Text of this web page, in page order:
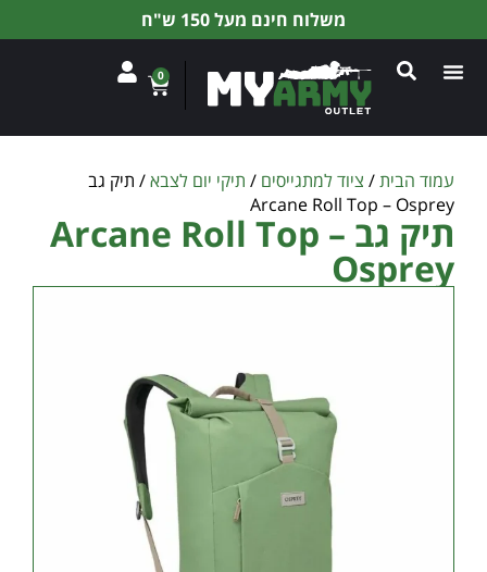
משלוח חינם מעל 150 ש"ח
0
עמוד הבית/ ציוד למתגייסים / תיקי יום לצבא/ תיק גב
Arcane Roll Top – Osprey
תיק גב Arcane Roll Top –
Osprey